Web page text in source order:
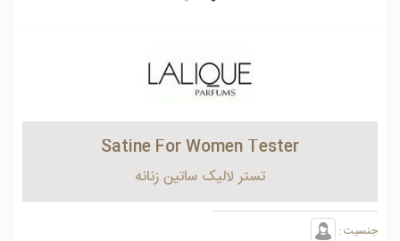
Satine For Women Tester
تستر لالیک ساتین زنانه
جنسیت :